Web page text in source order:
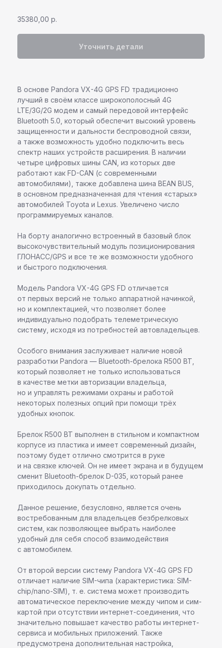
35380,00 р.
Уточнить детали
В основе Pandora VX-4G GPS FD традиционно
лучший в своём классе широкополосный 4G
LTE/3G/2G модем и самый передовой интерфейс
Bluetooth 5.0, который обеспечит высокий уровень
защищенности и дальности беспроводной связи,
а также возможность удобно подключить весь
спектр наших устройств расширения. В наличии
четыре цифровых шины CAN, из которых две
работают как FD-CAN (с современными
автомобилями), также добавлена шина BEAN BUS,
в основном предназначенная для чтения «старых»
автомобилей Toyоta и Lexus. Увеличено число
программируемых каналов.
На борту аналогично встроенный в базовый блок
высокочувствительный модуль позиционирования
ГЛОНАСС/GPS и все те же возможности удобного
и быстрого подключения.
Модель Pandora VX-4G GPS FD отличается
от первых версий не только аппаратной начинкой,
но и комплектацией, что позволяет более
индивидуально подобрать телеметрическую
систему, исходя из потребностей автовладельцев.
Особого внимания заслуживает наличие новой
разработки Pandora — Bluetooth-брелока R500 BT,
который позволяет не только использоваться
в качестве метки авторизации владельца,
но и управлять режимами охраны и работой
некоторых полезных опций при помощи трёх
удобных кнопок.
Брелок R500 BT выполнен в стильном и компактном
корпусе из пластика и имеет современный дизайн,
поэтому будет отлично смотрится в руке
и на связке ключей. Он не имеет экрана и в будущем
сменит Bluetooth-брелок D-035, который ранее
приходилось докупать отдельно.
Данное решение, безусловно, является очень
востребованным для владельцев безбрелковых
систем, как позволяющее выбрать наиболее
удобный для себя способ взаимодействия
с автомобилем.
От второй версии систему Pandora VX-4G GPS FD
отличает наличие SIM-чипа (характеристика: SIM-
chip/nano-SIM), т. е. система может производить
автоматическое переключение между чипом и сим-
картой при отсутствии интернет-соединения, что
значительно повышает качество работы интернет-
сервиса и мобильных приложений. Также
предусмотрена дополнительная настройка,